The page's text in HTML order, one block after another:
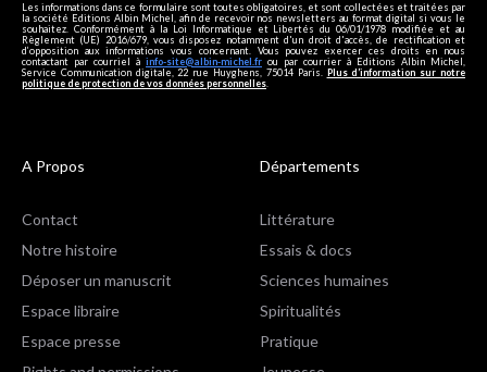
Les informations dans ce formulaire sont toutes obligatoires, et sont collectées et traitées par
la société Editions Albin Michel, afin de recevoir nos newsletters au format digital si vous le
souhaitez. Conformément à la Loi Informatique et Libertés du 06/01/1978 modifiée et au
Règlement (UE) 2016/679, vous disposez notamment d'un droit d'accès, de rectification et
d’opposition aux informations vous concernant. Vous pouvez exercer ces droits en nous
contactant par courriel à info-site@albin-michel.fr ou par courrier à Editions Albin Michel,
Service Communication digitale, 22 rue Huyghens, 75014 Paris. Plus d’information sur notre
politique de protection de vos données personnelles
A Propos
Contact
Notre histoire
Déposer un manuscrit
Espace libraire
Espace presse
Départements
Littérature
Essais & docs
Sciences humaines
Spiritualités
Pratique